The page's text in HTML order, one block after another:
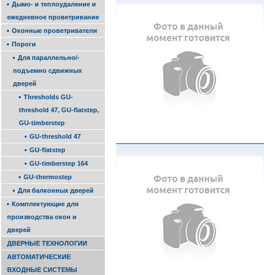
Дымо- и теплоудаление и
ежедневное проветривание
Оконные проветриватели
Пороги
Для параллельно/-
подъемно сдвижных
дверей
Thresh­olds GU-
threshold 47, GU-flatstep,
GU-timber­step
GU-threshold 47
GU-flatstep
GU-timber­step 164
GU-ther­mostep
Для балконных дверей
Комплектующие для
производства окон и
дверей
ДВЕРНЫЕ ТЕХНОЛОГИИ
АВТОМАТИЧЕСКИЕ
ВХОДНЫЕ СИСТЕМЫ